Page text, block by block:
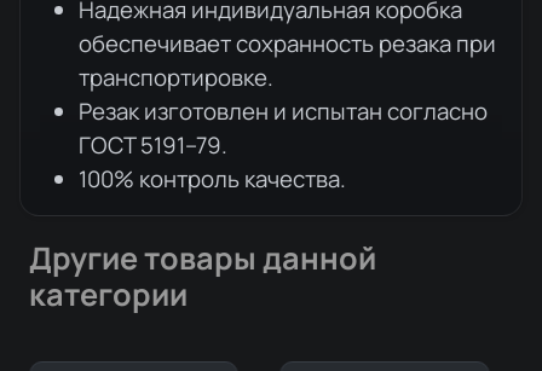
Надежная индивидуальная коробка
обеспечивает сохранность резака при
транспортировке.
Резак изготовлен и испытан согласно
ГОСТ 5191–79.
100% контроль качества.
Другие товары данной
категории